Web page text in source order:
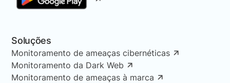
Soluções
Monitoramento de ameaças cibernéticas
Monitoramento da Dark Web
Monitoramento de ameaças à marca